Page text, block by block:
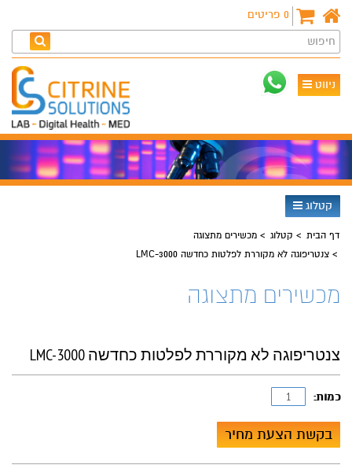
0 פריטים
חיפוש
ניווט
קטלוג
דף הבית קטלוג
מכשירים מתצוגה
צנטריפוגה לא מקוררת לפלטות כחדשה LMC-3000
מכשירים מתצוגה
צנטריפוגה לא מקוררת לפלטות כחדשה LMC-3000
כמות:
בקשת הצעת מחיר